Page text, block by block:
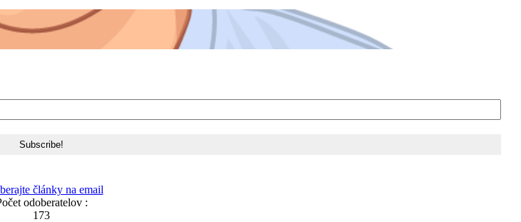
články na email
odoberatelov :
173